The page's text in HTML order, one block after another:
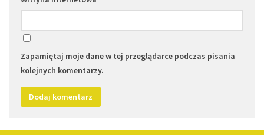
Zapamiętaj moje dane w tej przeglądarce podczas pisania
kolejnych komentarzy.